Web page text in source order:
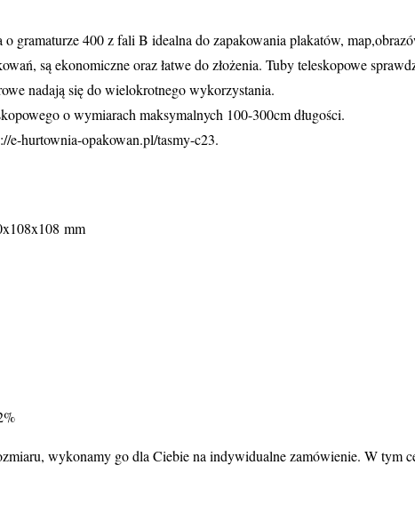
gramaturze 400 z fali B idealna do zapakowania plakatów,
są ekonomiczne oraz łatwe do złożenia. Tuby teleskopowe
nadają się do wielokrotnego wykorzystania.
o wymiarach maksymalnych 100-300cm długości.
e-hurtownia-opakowan.pl/tasmy-c23.
mm
wykonamy go dla Ciebie na indywidualne zamówienie. W tym